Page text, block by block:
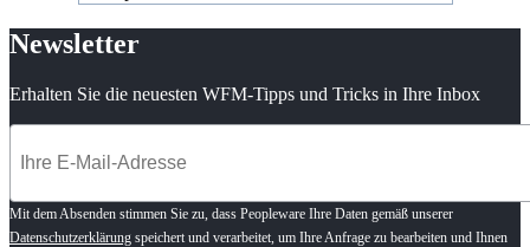
Newsletter
Erhalten Sie die neuesten WFM-Tipps und Tricks in Ihre Inbox
Mit dem Absenden stimmen Sie zu, dass Peopleware Ihre Daten gemäß unserer
Datenschutzerklärung speichert und verarbeitet, um Ihre Anfrage zu bearbeiten und Ihnen